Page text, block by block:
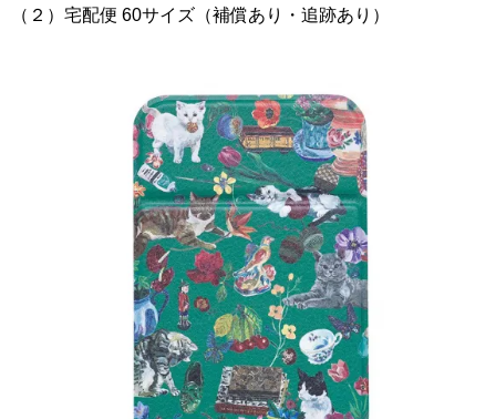
（２）宅配便 60サイズ（補償あり・追跡あり）